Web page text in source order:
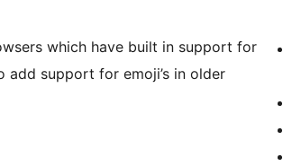
which have built in support for
support for emoji’s in older